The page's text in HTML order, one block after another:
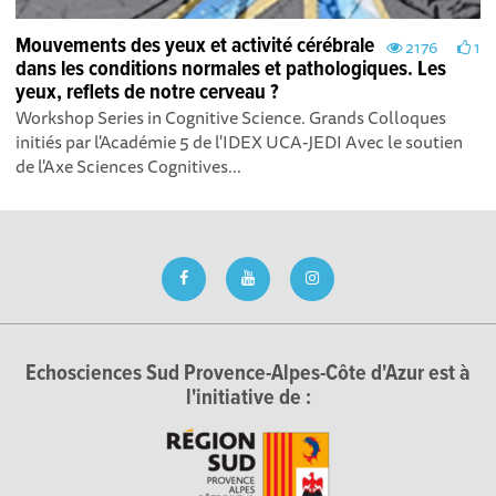
2176 1
Mouvements des yeux et activité cérébrale
dans les conditions normales et pathologiques. Les
yeux, reflets de notre cerveau ?
Workshop Series in Cognitive Science. Grands Colloques
initiés par l'Académie 5 de l'IDEX UCA-JEDI Avec le soutien
de l'Axe Sciences Cognitives...
Echosciences Sud Provence-Alpes-Côte d'Azur est à
l'initiative de :